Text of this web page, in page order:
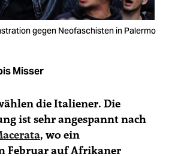
gegen Neofaschisten in Palermo
Misser
die Italiener. Die
ist sehr angespannt nach
, wo ein
Februar auf Afrikaner